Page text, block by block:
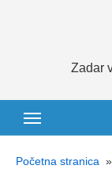
Zadar
Početna stranica »